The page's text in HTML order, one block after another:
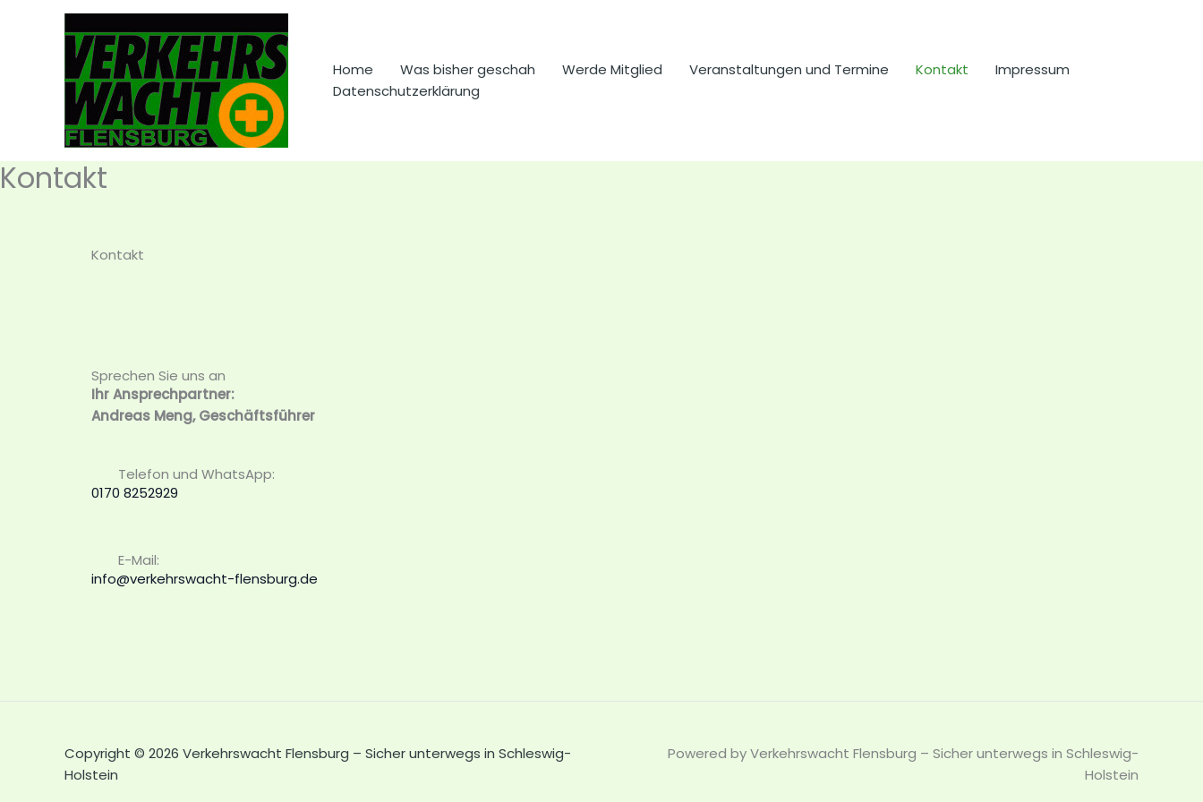
Home
Was bisher geschah Werde Mitglied Veranstaltungen und Termine Kontakt
Impressum
Datenschutzerklärung
Kontakt
Kontakt
Sprechen Sie uns an
Ihr Ansprechpartner:
Andreas Meng, Geschäftsführer
Telefon und WhatsApp:
0170 8252929
E-Mail:
info@verkehrswacht-flensburg.de
Copyright © 2026 Verkehrswacht Flensburg – Sicher unterwegs in Schleswig-
Holstein
Powered by Verkehrswacht Flensburg – Sicher unterwegs in Schleswig-
Holstein